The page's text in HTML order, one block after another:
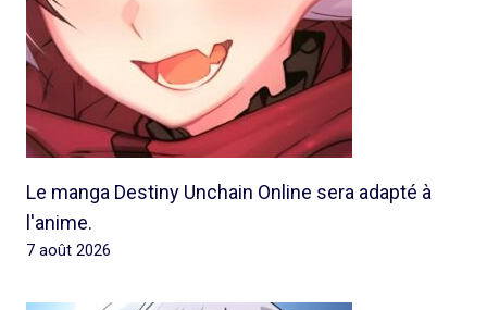
Le manga Destiny Unchain Online sera adapté à
l'anime.
7 août 2026